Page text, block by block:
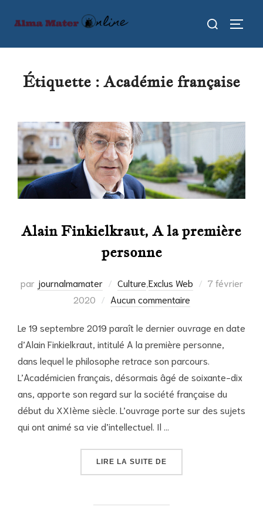
Rechercher :
Étiquette : Académie française
Alain Finkielkraut, A la première
personne
par journalmamater Culture Exclus Web
Publié
7 février
2020
Aucun commentaire
Le 19 septembre 2019 paraît le dernier ouvrage en date
d’Alain Finkielkraut, intitulé A la première personne,
dans lequel le philosophe retrace son parcours.
L’Académicien français, désormais âgé de soixante-dix
ans, apporte son regard sur la société française du
début du XXIème siècle. L’ouvrage porte sur des sujets
qui ont animé sa vie d’intellectuel. Il …
LIRE LA SUITE DE